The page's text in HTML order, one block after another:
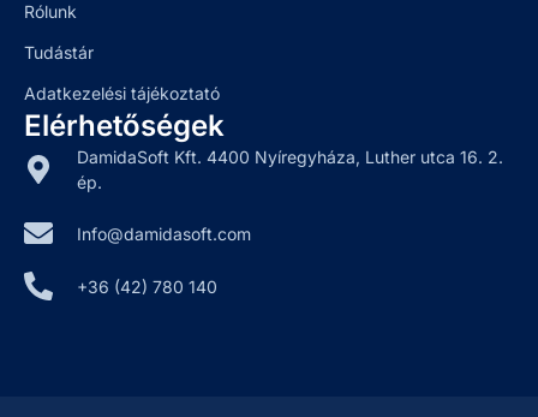
Rólunk
Tudástár
Adatkezelési tájékoztató
Elérhetőségek
DamidaSoft Kft. 4400 Nyíregyháza, Luther utca 16. 2.
ép.
Info@damidasoft.com
+36 (42) 780 140‬